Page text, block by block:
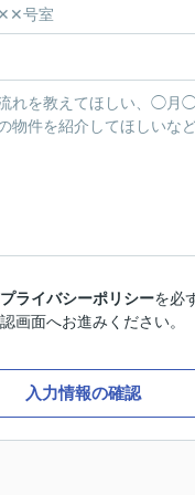
プライバシーポリシーを必
画面へお進みください。
入力情報の確認